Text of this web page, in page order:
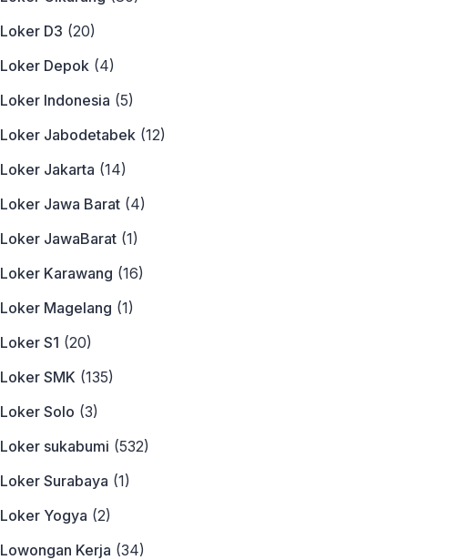
Loker D3 (20)
Loker Depok (4)
Loker Indonesia (5)
Loker Jabodetabek (12)
Loker Jakarta (14)
Loker Jawa Barat (4)
Loker JawaBarat (1)
Loker Karawang (16)
Loker Magelang (1)
Loker S1 (20)
Loker SMK (135)
Loker Solo (3)
Loker sukabumi (532)
Loker Surabaya (1)
Loker Yogya (2)
Lowongan Kerja (34)